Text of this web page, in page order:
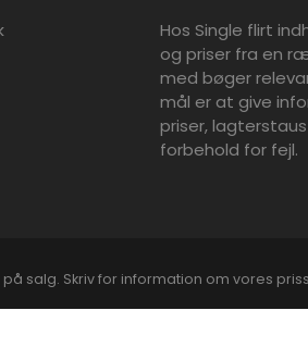
Hos Single flirt
og priser fra en
med bøger
mål er at give
priser,
forbehold for fejl.
på salg. Skriv for information om vores